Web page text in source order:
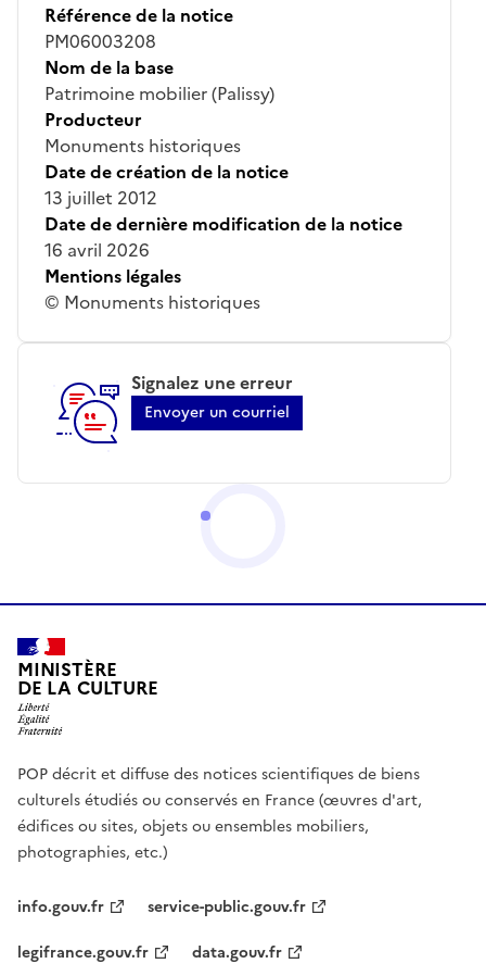
Référence de la notice
PM06003208
Nom de la base
Patrimoine mobilier (Palissy)
Producteur
Monuments historiques
Date de création de la notice
13 juillet 2012
Date de dernière modification de la notice
16 avril 2026
Mentions légales
© Monuments historiques
Signalez une erreur
Envoyer un courriel
MINISTÈRE
DE LA CULTURE
POP décrit et diffuse des notices scientifiques de biens
culturels étudiés ou conservés en France (œuvres d'art,
édifices ou sites, objets ou ensembles mobiliers,
photographies, etc.)
info.gouv.fr
service-public.gouv.fr
legifrance.gouv.fr
data.gouv.fr